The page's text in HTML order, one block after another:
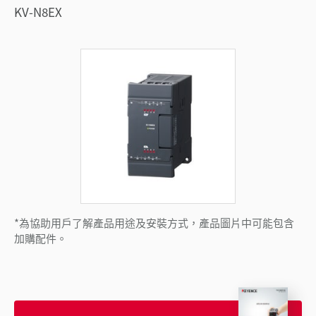
KV-N8EX
*為協助用戶了解產品用途及安裝方式，產品圖片中可能包含
加購配件。